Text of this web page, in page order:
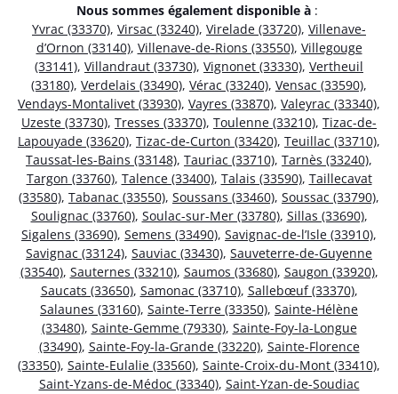
Nous sommes également disponible à :
Yvrac (33370), Virsac (33240), Virelade (33720), Villenave-
d’Ornon (33140), Villenave-de-Rions (33550), Villegouge
(33141), Villandraut (33730), Vignonet (33330), Vertheuil
(33180), Verdelais (33490), Vérac (33240), Vensac (33590),
Vendays-Montalivet (33930), Vayres (33870), Valeyrac (33340),
Uzeste (33730), Tresses (33370), Toulenne (33210), Tizac-de-
Lapouyade (33620), Tizac-de-Curton (33420), Teuillac (33710),
Taussat-les-Bains (33148), Tauriac (33710), Tarnès (33240),
Targon (33760), Talence (33400), Talais (33590), Taillecavat
(33580), Tabanac (33550), Soussans (33460), Soussac (33790),
Soulignac (33760), Soulac-sur-Mer (33780), Sillas (33690),
Sigalens (33690), Semens (33490), Savignac-de-l’Isle (33910),
Savignac (33124), Sauviac (33430), Sauveterre-de-Guyenne
(33540), Sauternes (33210), Saumos (33680), Saugon (33920),
Saucats (33650), Samonac (33710), Sallebœuf (33370),
Salaunes (33160), Sainte-Terre (33350), Sainte-Hélène
(33480), Sainte-Gemme (79330), Sainte-Foy-la-Longue
(33490), Sainte-Foy-la-Grande (33220), Sainte-Florence
(33350), Sainte-Eulalie (33560), Sainte-Croix-du-Mont (33410),
Saint-Yzans-de-Médoc (33340), Saint-Yzan-de-Soudiac